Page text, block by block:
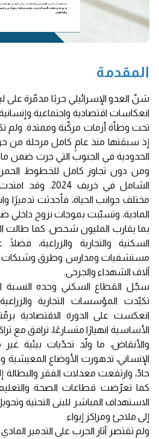
المقدمة
انعكاسات اقتصادية واجتماعية
تحت وطأة أزمات مركّبة وممتدة. ولم
إذ سبقتها منذ عامٍ كامل مرحلة من
الحدودية في الجنوب التي جرت ضمن
ومن دون تجاوز كامل للخطوط
الشامل في خريف
مختلف جوانب الحياة، فأحدثت تدميرًا
المادية، وتسبّبت بموجات نزوح داخلي
بما يقارب المليون شخص. كما طالت
السكنية والتجارية والزراعية،
مستشفيات ومدارس وطرق وشبكات
آلاف الشهداء والجرحى.
سجّل القطاع السكني وحده النسبة
تكبّدت المؤسسات التجارية
انعكست على الدورة الاقتصادية
الأساسية انهيارًا متسارعًا، ترافق مع
والأنقاض، ما ولّد تحدّيات بيئية
الإنساني، تدهورت الأوضاع
حادّ، وارتفعت معدلات الفقر
كما تعرّضت قطاعات الصحة
الاستهداف المباشر للبنى التحتية
إلى ملاجئ ومراكز إيواء.
ولم تقتصر آثار الحرب على التدمير